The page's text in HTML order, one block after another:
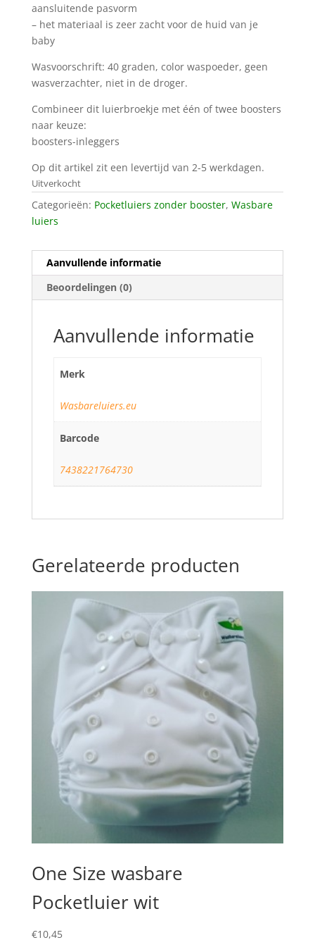
aansluitende pasvorm
– het materiaal is zeer zacht voor de huid van je
baby
Wasvoorschrift: 40 graden, color waspoeder, geen
wasverzachter, niet in de droger.
Combineer dit luierbroekje met één of twee boosters
naar keuze:
boosters-inleggers
Op dit artikel zit een levertijd van 2-5 werkdagen.
Uitverkocht
Categorieën: Pocketluiers zonder booster, Wasbare
luiers
Aanvullende informatie
Beoordelingen (0)
Aanvullende informatie
Merk
Wasbareluiers.eu
Barcode
7438221764730
Gerelateerde producten
One Size wasbare
Pocketluier wit
€10,45